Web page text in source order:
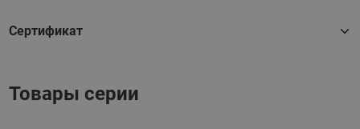
Сертификат
Товары серии